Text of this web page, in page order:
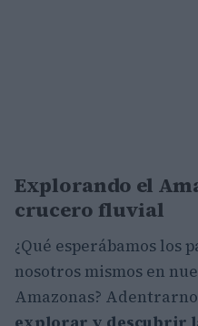
Explorando el
crucero fluvial
¿Qué esperábamos los
nosotros mismos en
Amazonas?